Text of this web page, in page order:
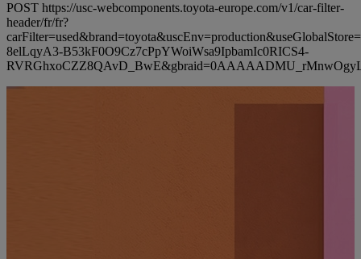
POST https://usc-webcomponents.toyota-europe.com/v1/car-filter-
header/fr/fr?
8elLqyA3-B53kF0O9Cz7cPpYWoiWsa9IpbamIc0RICS4-